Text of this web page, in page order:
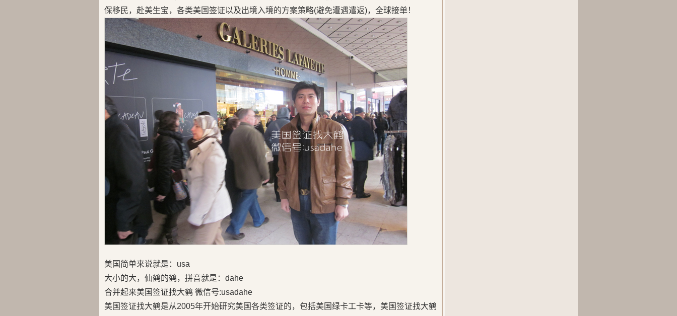
保移民，赴美生宝，各类美国签证以及出境入境的方案策略(避免遭遇遣返)，全球接单！
美国简单来说就是：usa
大小的大，仙鹤的鹤，拼音就是：dahe
合并起来美国签证找大鹤 微信号:usadahe
美国签证找大鹤是从2005年开始研究美国各类签证的，包括美国绿卡工卡等，美国签证找大鹤